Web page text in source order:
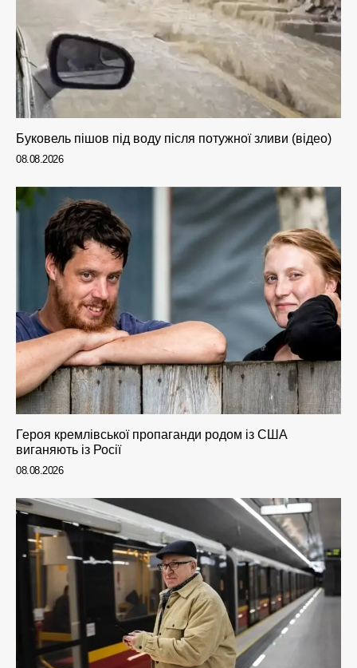
Буковель пішов під воду після потужної зливи (відео)
08.08.2026
Героя кремлівської пропаганди родом із США
виганяють із Росії
08.08.2026